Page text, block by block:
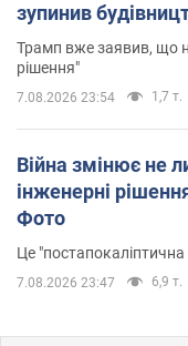
зупинив
Трамп вже заявив, що
рішення"
7.08.2026 23:54 1,7 т.
Війна змінює не
інженерні
Фото
Це
7.08.2026 23:47 6,9 т.